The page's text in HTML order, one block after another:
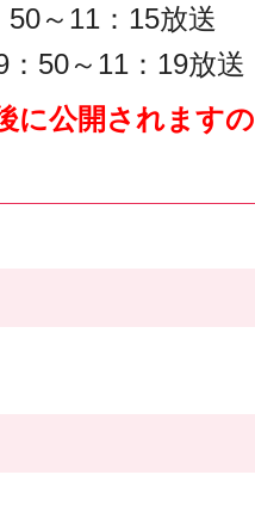
50～11：15放送
50～11：19放送
に公開されます